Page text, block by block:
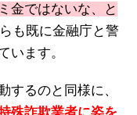
金ではないな、と
も既に金融庁と警
います。
するのと同様に、